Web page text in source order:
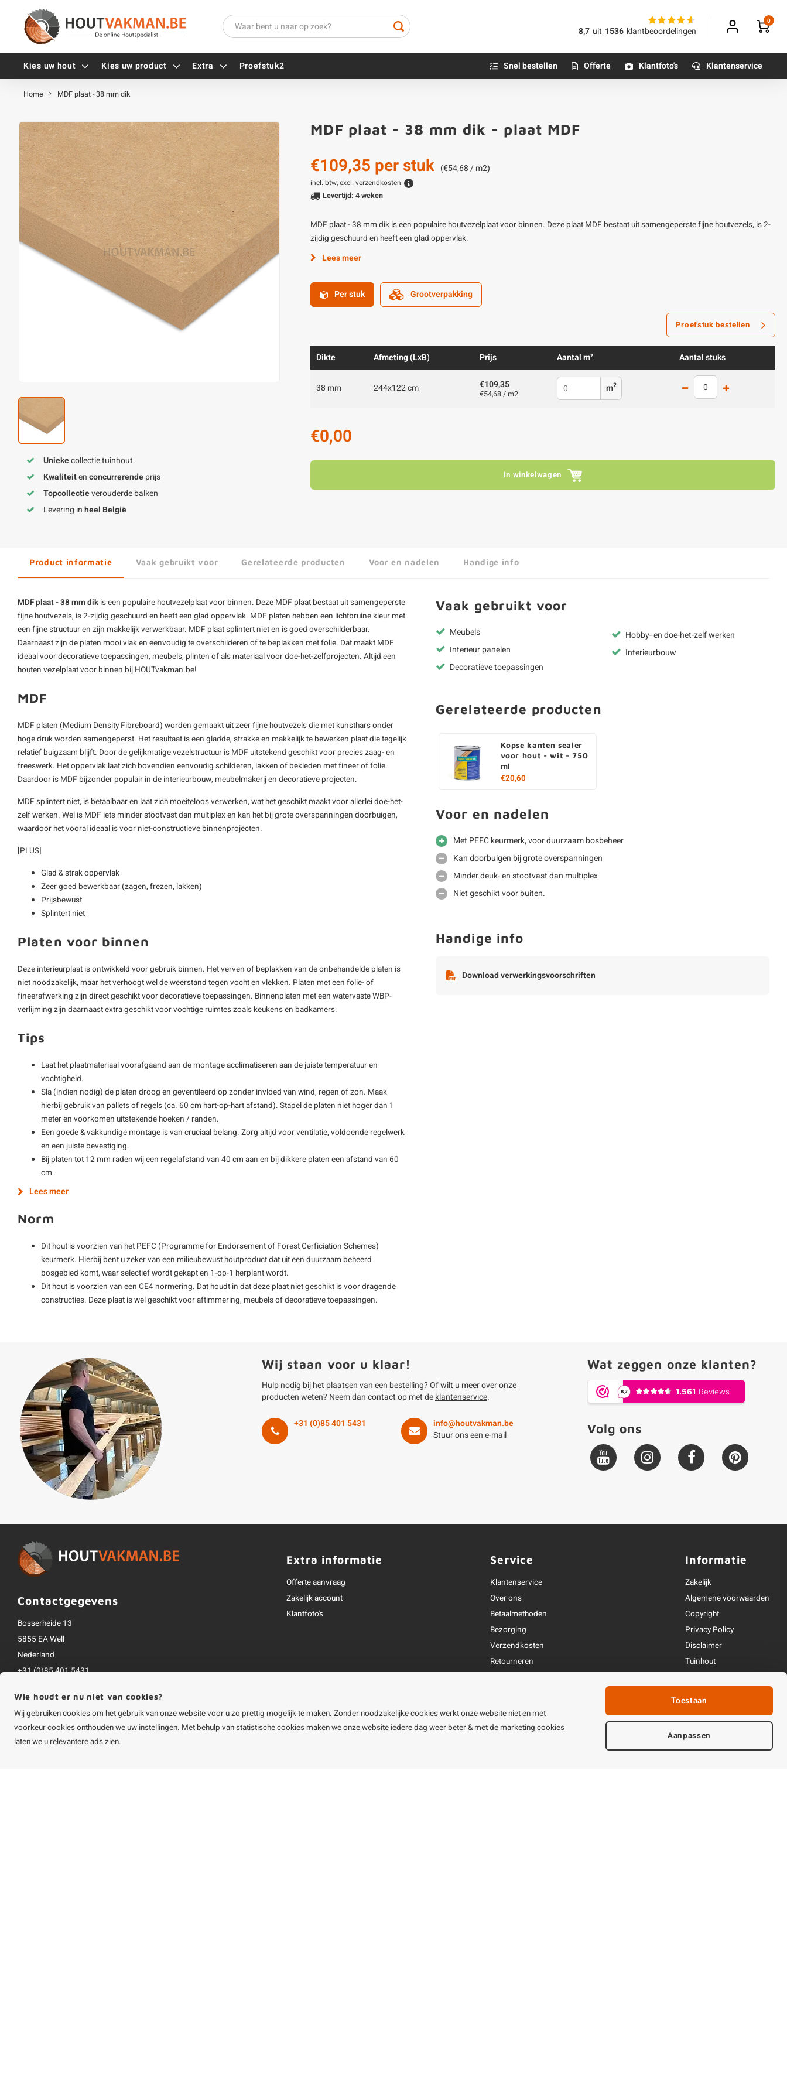
8,7 uit 1536 klantbeoordelingen
0
Kies uw hout Kies uw product Extra
Tellerkopschroeven
Gevelschroeven
Vlonderschroeven
Inox schroeven
Verzinkte schroeven
Zwarte schroeven
Alle vijzen
Paalhouders
Stelplaten
Hoekankers
Terrasdragers
B-fix
PuraFix
Verbindingsstukken
Houten pennen
Blauwsteen sokkels
Olie - voor buiten
Teer
Tafel onderstel - metaal
Proefstuk2 Snel bestellen Offerte Klantfoto's Klantenservice
Home MDF plaat - 38 mm dik
Uniekecollectie tuinhout
Kwaliteitenconcurrerendeprijs
Topcollectieverouderde balken
Levering inheel België
MDF plaat - 38 mm dik - plaat MDF
€109,35 per stuk (€54,68 / m2)
incl. btw, excl. verzendkosten
Levertijd: 4 weken
MDF plaat - 38 mm dik is een populaire houtvezelplaat voor binnen. Deze plaat MDF bestaat uit samengeperste fijne houtvezels, is 2-
zijdig geschuurd en heeft een glad oppervlak.
Lees meer
Per stuk Grootverpakking
Proefstuk bestellen
Dikte Afmeting (LxB) Prijs Aantal m² Aantal stuks
38 mm 244x122 cm €109,35
€54,68 / m2 m2
€0,00
In winkelwagen
Product informatie Vaak gebruikt voor Gerelateerde producten Voor en nadelen Handige info
MDF plaat - 38 mm dik is een populaire houtvezelplaat voor binnen. Deze MDF plaat bestaat uit samengeperste
fijne houtvezels, is 2-zijdig geschuurd en heeft een glad oppervlak. MDF platen hebben een lichtbruine kleur met
een fijne structuur en zijn makkelijk verwerkbaar. MDF plaat splintert niet en is goed overschilderbaar.
Daarnaast zijn de platen mooi vlak en eenvoudig te overschilderen of te beplakken met folie. Dat maakt MDF
ideaal voor decoratieve toepassingen, meubels, plinten of als materiaal voor doe-het-zelfprojecten. Altijd een
houten vezelplaat voor binnen bij HOUTvakman.be!
MDF
MDF platen (Medium Density Fibreboard) worden gemaakt uit zeer fijne houtvezels die met kunsthars onder
hoge druk worden samengeperst. Het resultaat is een gladde, strakke en makkelijk te bewerken plaat die tegelijk
relatief buigzaam blijft. Door de gelijkmatige vezelstructuur is MDF uitstekend geschikt voor precies zaag- en
freeswerk. Het oppervlak laat zich bovendien eenvoudig schilderen, lakken of bekleden met fineer of folie.
Daardoor is MDF bijzonder populair in de interieurbouw, meubelmakerij en decoratieve projecten.
MDF splintert niet, is betaalbaar en laat zich moeiteloos verwerken, wat het geschikt maakt voor allerlei doe-het-
zelf werken. Wel is MDF iets minder stootvast dan multiplex en kan het bij grote overspanningen doorbuigen,
waardoor het vooral ideaal is voor niet-constructieve binnenprojecten.
[PLUS]
Glad & strak oppervlak
Zeer goed bewerkbaar (zagen, frezen, lakken)
Prijsbewust
Splintert niet
Platen voor binnen
Deze interieurplaat is ontwikkeld voor gebruik binnen. Het verven of beplakken van de onbehandelde platen is
niet noodzakelijk, maar het verhoogt wel de weerstand tegen vocht en vlekken. Platen met een folie- of
fineerafwerking zijn direct geschikt voor decoratieve toepassingen. Binnenplaten met een watervaste WBP-
verlijming zijn daarnaast extra geschikt voor vochtige ruimtes zoals keukens en badkamers.
Tips
Laat het plaatmateriaal voorafgaand aan de montage acclimatiseren aan de juiste temperatuur en
vochtigheid.
Sla (indien nodig) de platen droog en geventileerd op zonder invloed van wind, regen of zon. Maak
hierbij gebruik van pallets of regels (ca. 60 cm hart-op-hart afstand). Stapel de platen niet hoger dan 1
meter en voorkomen uitstekende hoeken / randen.
Een goede & vakkundige montage is van cruciaal belang. Zorg altijd voor ventilatie, voldoende regelwerk
en een juiste bevestiging.
Bij platen tot 12 mm raden wij een regelafstand van 40 cm aan en bij dikkere platen een afstand van 60
cm.
Lees meer
Norm
Dit hout is voorzien van het PEFC (Programme for Endorsement of Forest Cerficiation Schemes)
keurmerk. Hierbij bent u zeker van een milieubewust houtproduct dat uit een duurzaam beheerd
bosgebied komt, waar selectief wordt gekapt en 1-op-1 herplant wordt.
Dit hout is voorzien van een CE4 normering. Dat houdt in dat deze plaat niet geschikt is voor dragende
constructies. Deze plaat is wel geschikt voor aftimmering, meubels of decoratieve toepassingen.
Vaak gebruikt voor
Meubels
Interieur panelen
Decoratieve toepassingen
Hobby- en doe-het-zelf werken
Interieurbouw
Gerelateerde producten
Kopse kanten sealer
voor hout - wit - 750
ml
€20,60
Voor en nadelen
Met PEFC keurmerk, voor duurzaam bosbeheer
Kan doorbuigen bij grote overspanningen
Minder deuk- en stootvast dan multiplex
Niet geschikt voor buiten.
Handige info
Download verwerkingsvoorschriften
Wij staan voor u klaar!
Hulp nodig bij het plaatsen van een bestelling? Of wilt u meer over onze
producten weten? Neem dan contact op met deklantenservice.
+31 (0)85 401 5431
info@houtvakman.be
Stuur ons een e-mail
Wat zeggen onze klanten?
Volg ons
Contactgegevens
Bosserheide 13
5855 EA Well
Nederland
+31 (0)85 401 5431
Alle bedragen zijn incl. btw
Extra informatie
Offerte aanvraag
Zakelijk account
Klantfoto's
Service
Klantenservice
Over ons
Betaalmethoden
Bezorging
Verzendkosten
Retourneren
Openingstijden & contact
Informatie
Zakelijk
Algemene voorwaarden
Copyright
Privacy Policy
Disclaimer
Tuinhout
Wie houdt er nu niet van cookies?
Wij gebruiken cookies om het gebruik van onze website voor u zo prettig mogelijk te maken. Zonder noodzakelijke cookies werkt onze website niet en met
voorkeur cookies onthouden we uw instellingen. Met behulp van statistische cookies maken we onze website iedere dag weer beter & met de marketing cookies
laten we u relevantere ads zien.
Toestaan
Aanpassen